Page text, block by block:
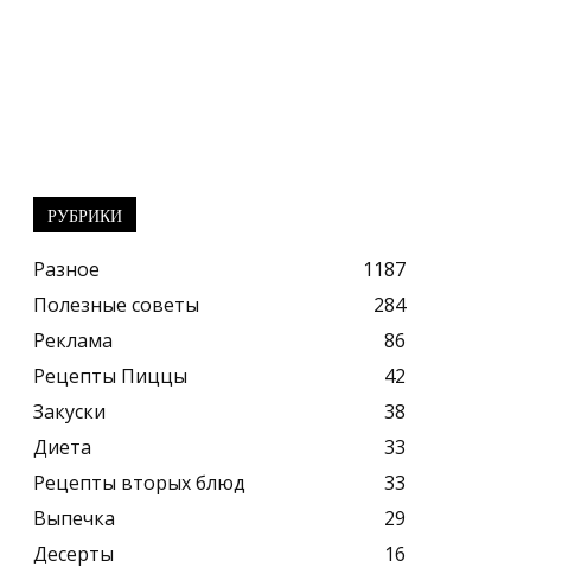
РУБРИКИ
Разное
1187
Полезные советы
284
Реклама
86
Рецепты Пиццы
42
Закуски
38
Диета
33
Рецепты вторых блюд
33
Выпечка
29
Десерты
16